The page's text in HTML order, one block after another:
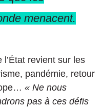
menacent.
revient sur les
pandémie, retour
« Ne nous
pas à ces défis